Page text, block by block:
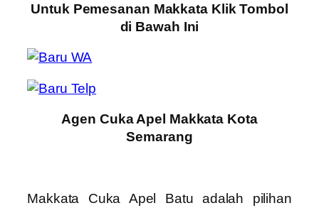
Untuk Pemesanan Makkata Klik Tombol
di Bawah Ini
Agen Cuka Apel Makkata Kota
Semarang
Makkata Cuka Apel Batu adalah pilihan